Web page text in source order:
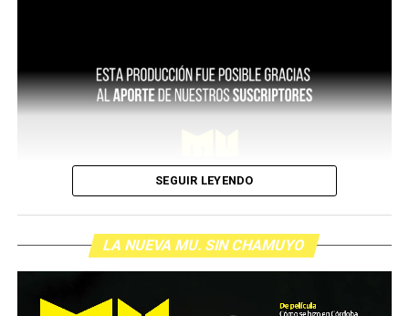
SEGUIR LEYENDO
LA NUEVA MU. SIN CHAMUYO